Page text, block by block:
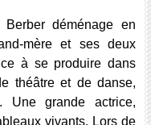
déménage en
mère et ses deux
à se produire dans
théâtre et de danse,
Une grande actrice,
vivants. Lors de